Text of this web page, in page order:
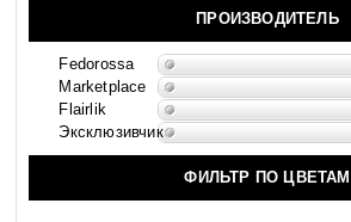
ПРОИЗВОДИТЕЛЬ
Fedorossa
Marketplace
Flairlik
Эксклюзивчик
ФИЛЬТР ПО ЦВЕТАМ